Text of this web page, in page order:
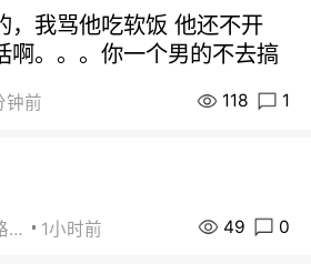
，我骂他吃软饭 他还不开
啊。。。你一个男的不去搞
钟前 118 1
一路发一路发 1小时前 49 0